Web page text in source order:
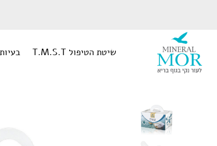
מֻפְעֶלֶת
מַעֲרֶכֶת
שיטת הטיפול T.M.S.T